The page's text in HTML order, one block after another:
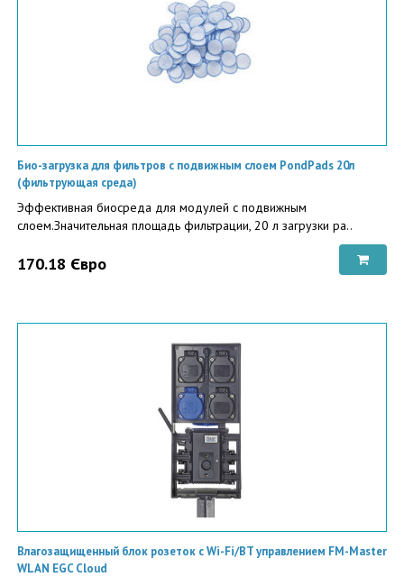
Био-загрузка для фильтров с подвижным слоем PondPads 20л
(фильтрующая среда)
Эффективная биосреда для модулей с подвижным
слоем.Значительная площадь фильтрации, 20 л загрузки ра..
170.18 Євро
Влагозащищенный блок розеток с Wi-Fi/BT управлением FM-Master
WLAN EGC Cloud